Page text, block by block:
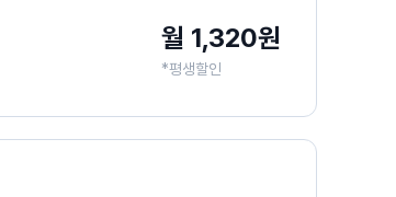
월 1,320원
*평생할인